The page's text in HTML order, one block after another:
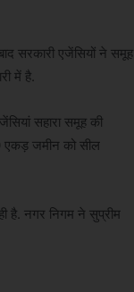
सरकारी एजेंसियों ने समूह
में है.
सहारा समूह की
एकड़ जमीन को सील
है. नगर निगम ने सुप्रीम